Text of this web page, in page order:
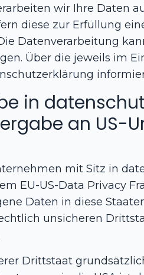
wir Ihre Daten
diese zur Erfüllung
Datenverarbeitung
Über die jeweils im
in
an US-
mit Sitz in
EU-US-Data Privacy
Daten in diese
unsicheren
Drittstaat